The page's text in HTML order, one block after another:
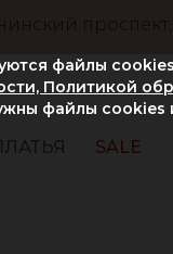
проспект,
SALE
файлы
Политикой
файлы